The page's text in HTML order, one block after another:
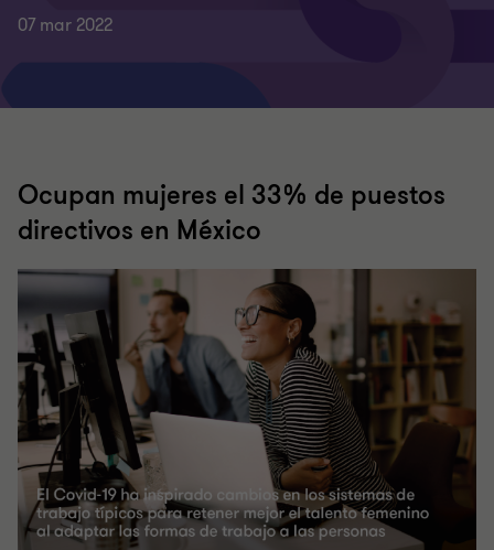
07 mar 2022
Ocupan mujeres el 33% de puestos
directivos en México